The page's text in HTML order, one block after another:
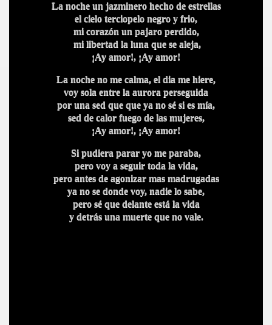
La noche un jazminero hecho de estrellas
el cielo terciopelo negro y frio,
mi corazón un pajaro perdido,
mi libertad la luna que se aleja,
¡Ay amor!, ¡Ay amor!
La noche no me calma, el dia me hiere,
voy sola entre la aurora perseguida
por una sed que que ya no sé si es mía,
sed de calor fuego de las mujeres,
¡Ay amor!, ¡Ay amor!
Si pudiera parar yo me paraba,
pero voy a seguir toda la vida,
pero antes de agonizar mas madrugadas
ya no se donde voy, nadie lo sabe,
pero sé que delante está la vida
y detrás una muerte que no vale.